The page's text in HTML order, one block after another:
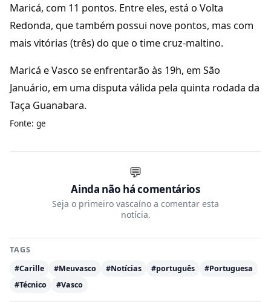
Maricá, com 11 pontos. Entre eles, está o Volta
Redonda, que também possui nove pontos, mas com
mais vitórias (três) do que o time cruz-maltino.
Maricá e Vasco se enfrentarão às 19h, em São
Januário, em uma disputa válida pela quinta rodada da
Taça Guanabara.
Fonte: ge
💬
Ainda não há comentários
Seja o primeiro vascaíno a comentar esta
notícia.
TAGS
#Carille
#Meuvasco #Notícias #português
#Portuguesa
#Técnico
#Vasco